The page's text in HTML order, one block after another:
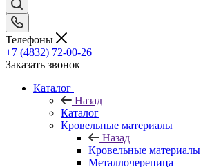
Телефоны
+7 (4832) 72-00-26
Заказать звонок
Каталог
Назад
Каталог
Кровельные материалы
Назад
Кровельные материалы
Металлочерепица